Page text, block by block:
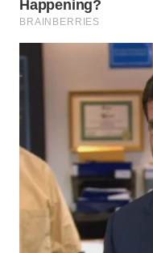
WAHANA
INFRASTRUKTUR
WAHANA
KONSUMEN
WAHANA
LISTRIK